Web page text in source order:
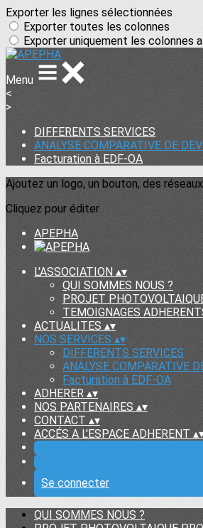
Exporter les lignes sélectionnées
Exporter toutes les colonnes
Exporter uniquement les colonnes
Menu
<
>
DIFFERENTS SERVICES
ANALYSE COMPARATIVE DE
Facturation à EDF-OA
Ajoutez un logo, un bouton, des
Cliquez pour éditer
APEPHA
L'ASSOCIATION ▴▾
QUI SOMMES NOUS ?
PROJET
TEMOIGNAGES
ACTUALITES ▴▾
NOS SERVICES ▴▾
DIFFERENTS SERVICES
ANALYSE COMPARATIVE
Facturation à EDF-OA
ADHERER ▴▾
NOS PARTENAIRES ▴▾
CONTACT ▴▾
ACCÉS A L'ESPACE ADHERENT ▴
Se connecter
QUI SOMMES NOUS ?